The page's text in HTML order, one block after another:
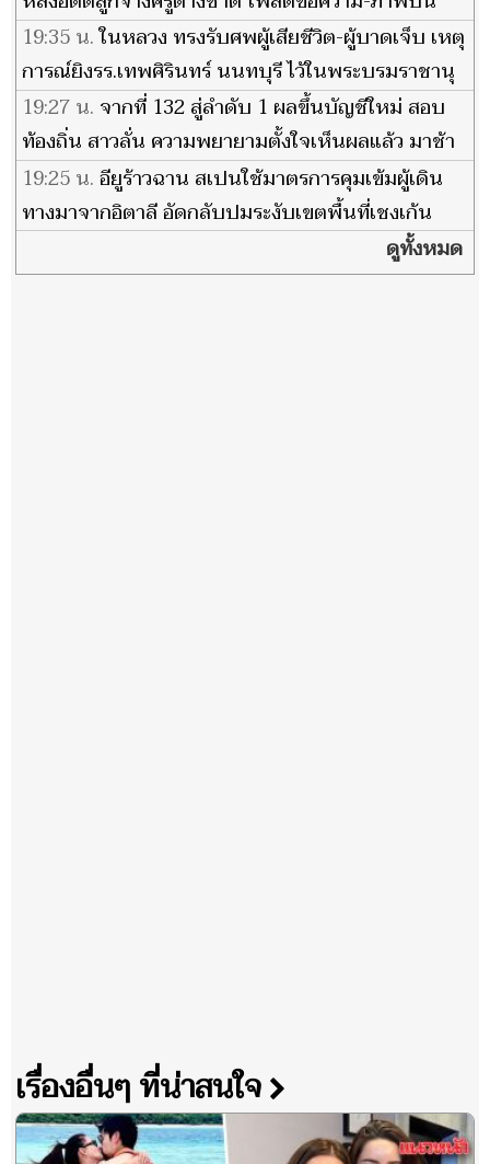
ข่มขู่
19:35 น.ในหลวง ทรงรับศพผู้เสียชีวิต-ผู้บาดเจ็บ เหตุ
การณ์ยิงรร.เทพศิรินทร์ นนทบุรี ไว้ในพระบรมราชานุ
เคราะห์
19:27 น. จากที่ 132 สู่ลำดับ 1 ผลขึ้นบัญชีใหม่ สอบ
ท้องถิ่น สาวลั่น ความพยายามตั้งใจเห็นผลแล้ว มาช้า
แต่ก็ภูมิใจ
19:25 น.อียูร้าวฉาน สเปนใช้มาตรการคุมเข้มผู้เดิน
ทางมาจากอิตาลี อัดกลับปมระงับเขตพื้นที่เชงเก้น
ดูทั้งหมด
เรื่องอื่นๆ ที่น่าสนใจ